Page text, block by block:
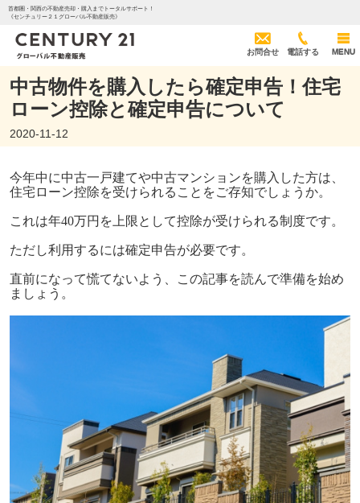
首都圏・関西の不動産売却・購入までトータルサポート！
《センチュリー２１グローバル不動産販売》
お問合せ 電話する MENU
中古物件を購入したら確定申告！住宅
ローン控除と確定申告について
2020-11-12
今年中に中古一戸建てや中古マンションを購入した方は、
住宅ローン控除を受けられることをご存知でしょうか。
これは年40万円を上限として控除が受けられる制度です。
ただし利用するには確定申告が必要です。
直前になって慌てないよう、この記事を読んで準備を始め
ましょう。